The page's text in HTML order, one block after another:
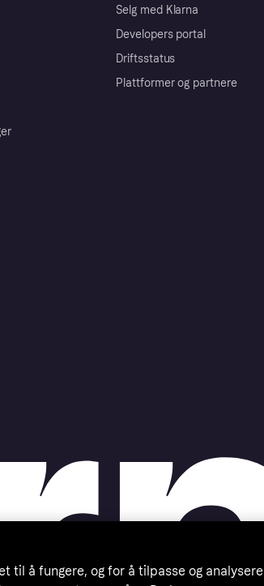
Selg med Klarna
Developers portal
Driftsstatus
Plattformer og partnere
til å fungere, og for å tilpasse og analysere